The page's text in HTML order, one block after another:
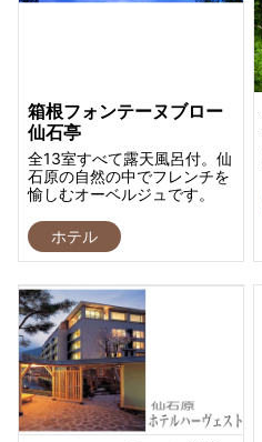
箱根フォンテーヌブロー
仙石亭
全13室すべて露天風呂付。仙
石原の自然の中でフレンチを
愉しむオーベルジュです。
ホテル